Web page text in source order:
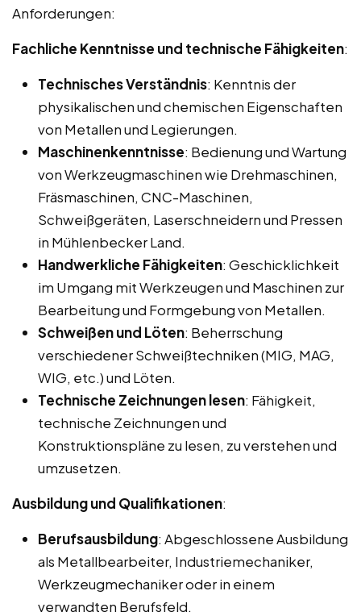
Anforderungen:
Fachliche Kenntnisse und technische Fähigkeiten:
Technisches Verständnis: Kenntnis der
physikalischen und chemischen Eigenschaften
von Metallen und Legierungen.
Maschinenkenntnisse: Bedienung und Wartung
von Werkzeugmaschinen wie Drehmaschinen,
Fräsmaschinen, CNC-Maschinen,
Schweißgeräten, Laserschneidern und Pressen
in Mühlenbecker Land.
Handwerkliche Fähigkeiten: Geschicklichkeit
im Umgang mit Werkzeugen und Maschinen zur
Bearbeitung und Formgebung von Metallen.
Schweißen und Löten: Beherrschung
verschiedener Schweißtechniken (MIG, MAG,
WIG, etc.) und Löten.
Technische Zeichnungen lesen: Fähigkeit,
technische Zeichnungen und
Konstruktionspläne zu lesen, zu verstehen und
umzusetzen.
Ausbildung und Qualifikationen:
Berufsausbildung: Abgeschlossene Ausbildung
als Metallbearbeiter, Industriemechaniker,
Werkzeugmechaniker oder in einem
verwandten Berufsfeld.